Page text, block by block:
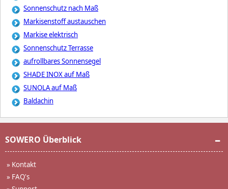
Sonnenschutz nach Maß
Markisenstoff austauschen
Markise elektrisch
Sonnenschutz Terrasse
aufrollbares Sonnensegel
SHADE INOX auf Maß
SUNOLA auf Maß
Baldachin
SOWERO Überblick
» Kontakt
» FAQ's